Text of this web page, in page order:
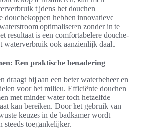
tijdens het douchen
douchekoppen hebben innovatieve
optimaliseren zonder in te
resultaat is een comfortabelere douche-
waterverbruik ook aanzienlijk daalt.
Een praktische benadering
draagt bij aan een beter waterbeheer en
voor het milieu. Efficiënte douchen
met minder water toch hetzelfde
kan bereiken. Door het gebruik van
keuzes in de badkamer wordt
steeds toegankelijker.